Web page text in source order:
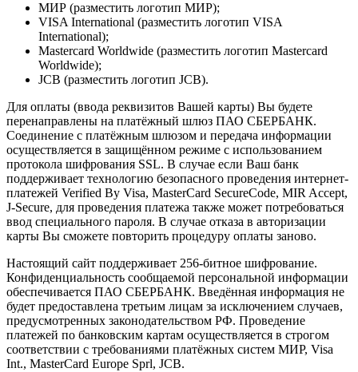
МИР (разместить логотип МИР);
VISA International (разместить логотип VISA
International);
Mastercard Worldwide (разместить логотип Mastercard
Worldwide);
JCB (разместить логотип JCB).
Для оплаты (ввода реквизитов Вашей карты) Вы будете
перенаправлены на платёжный шлюз ПАО СБЕРБАНК.
Соединение с платёжным шлюзом и передача информации
осуществляется в защищённом режиме с использованием
протокола шифрования SSL. В случае если Ваш банк
поддерживает технологию безопасного проведения интернет-
платежей Verified By Visa, MasterCard SecureCode, MIR Accept,
J-Secure, для проведения платежа также может потребоваться
ввод специального пароля. В случае отказа в авторизации
карты Вы сможете повторить процедуру оплаты заново.
Настоящий сайт поддерживает 256-битное шифрование.
Конфиденциальность сообщаемой персональной информации
обеспечивается ПАО СБЕРБАНК. Введённая информация не
будет предоставлена третьим лицам за исключением случаев,
предусмотренных законодательством РФ. Проведение
платежей по банковским картам осуществляется в строгом
соответствии с требованиями платёжных систем МИР, Visa
Int., MasterCard Europe Sprl, JCB.